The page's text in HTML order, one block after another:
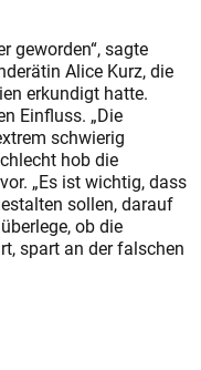
geworden“, sagte
Alice Kurz, die
erkundigt hatte.
Einfluss. „Die
schwierig
hob die
„Es ist wichtig, dass
sollen, darauf
ob die
spart an der falschen